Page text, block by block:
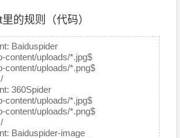
的规则（代码）
Baiduspider
content/uploads/*.jpg$
content/uploads/*.png$
360Spider
content/uploads/*.jpg$
content/uploads/*.png$
Baiduspider-image